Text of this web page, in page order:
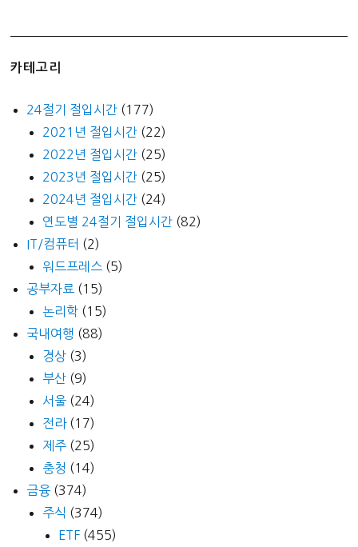
카테고리
24절기 절입시간 (177)
2021년 절입시간 (22)
2022년 절입시간 (25)
2023년 절입시간 (25)
2024년 절입시간 (24)
연도별 24절기 절입시간 (82)
IT/컴퓨터 (2)
워드프레스 (5)
공부자료 (15)
논리학 (15)
국내여행 (88)
경상 (3)
부산 (9)
서울 (24)
전라(17)
제주 (25)
충청 (14)
금융 (374)
주식 (374)
ETF (455)